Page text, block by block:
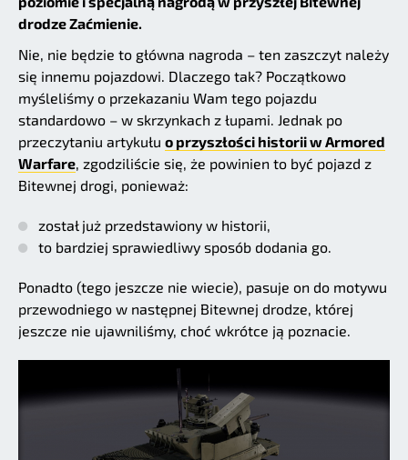
drodze Zaćmienie.
Nie, nie będzie to główna nagroda – ten zaszczyt należy
się innemu pojazdowi. Dlaczego tak? Początkowo
myśleliśmy o przekazaniu Wam tego pojazdu
standardowo – w skrzynkach z łupami. Jednak po
przeczytaniu artykułu o przyszłości historii w Armored
Warfare, zgodziliście się, że powinien to być pojazd z
Bitewnej drogi, ponieważ:
został już przedstawiony w historii,
to bardziej sprawiedliwy sposób dodania go.
Ponadto (tego jeszcze nie wiecie), pasuje on do motywu
przewodniego w następnej Bitewnej drodze, której
jeszcze nie ujawniliśmy, choć wkrótce ją poznacie.